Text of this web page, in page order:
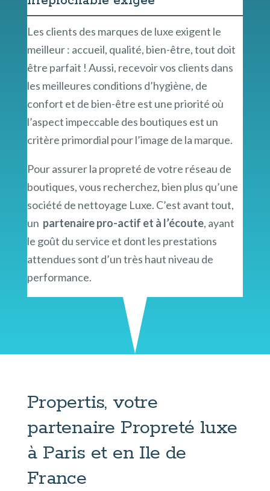
Les clients des marques de luxe exigent le
meilleur : accueil, qualité, bien-être, tout doit
être parfait ! Aussi, recevoir vos clients dans
les meilleures conditions d’hygiène, de
confort et de bien-être est une priorité où
l’aspect impeccable des boutiques est un
critère primordial pour l’image de la marque.
Pour assurer la propreté de votre réseau de
boutiques, vous recherchez, bien plus qu’une
société de nettoyage Luxe. C’est avant tout,
un partenaire pro-actif et à l’écoute, ayant
le goût du service et dont les prestations
attendues sont d’un très haut niveau de
performance.
Propertis, votre
partenaire Propreté luxe
à Paris et en Ile de
France